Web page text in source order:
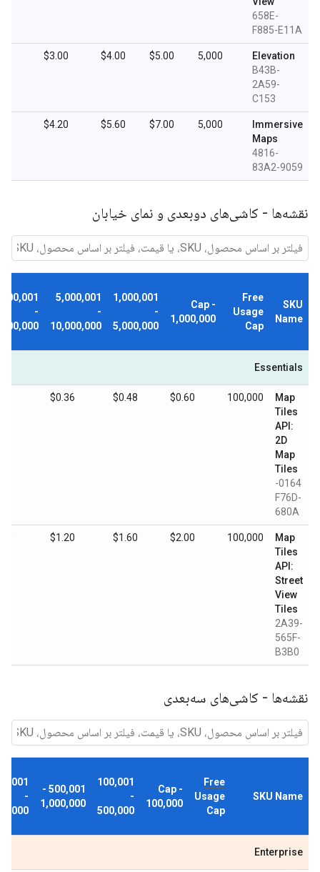
658E-
F885-E11A
Elevation
B43B-
2A59-
C153
5,000
$5.00
$4.00
$3.00
Immersive
Maps
4816-
83A2-9059
5,000
$7.00
$5.60
$4.20
نقشه‌ها - کاشی‌های دوبعدی و نمای خیابان
SKU
Name
Free
Usage
Cap
Cap -
1,000,000
1,000,001
-
5,000,000
5,000,001
-
10,000,000
-
Essentials
Map
Tiles
API:
2D
Map
Tiles
0164-
F76D-
680A
100,000
$0.60
$0.48
$0.36
Map
Tiles
API:
Street
View
Tiles
2A39-
565F-
B3B0
100,000
$2.00
$1.60
$1.20
نقشه‌ها - کاشی‌های سه‌بعدی
SKU Name
Free
Usage
Cap
Cap -
100,000
100,001
-
500,000
500,001 -
1,000,000
-
Enterprise